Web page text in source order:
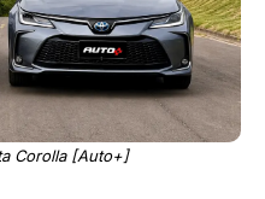
Corolla [Auto+]